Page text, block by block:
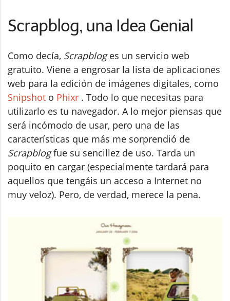
Scrapblog, una Idea Genial
Como decía, Scrapbloges un servicio web
gratuito. Viene a engrosar la lista de aplicaciones
web para la edición de imágenes digitales, como
Snipshot o Phixr . Todo lo que necesitas para
utilizarlo es tu navegador. A lo mejor piensas que
será incómodo de usar, pero una de las
características que más me sorprendió de
Scrapblogfue su sencillez de uso. Tarda un
poquito en cargar (especialmente tardará para
aquellos que tengáis un acceso a Internet no
muy veloz). Pero, de verdad, merece la pena.